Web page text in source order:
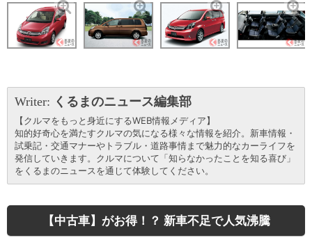
Writer: くるまのニュース編集部
【クルマをもっと身近にするWEB情報メディア】
知的好奇心を満たすクルマの気になる様々な情報を紹介。新車情報・
試乗記・交通マナーやトラブル・道路事情まで魅力的なカーライフを
発信していきます。クルマについて「知らなかったことを知る喜び」
をくるまのニュースを通じて体験してください。
【中古車】がお得！？ 新車不足で人気沸騰